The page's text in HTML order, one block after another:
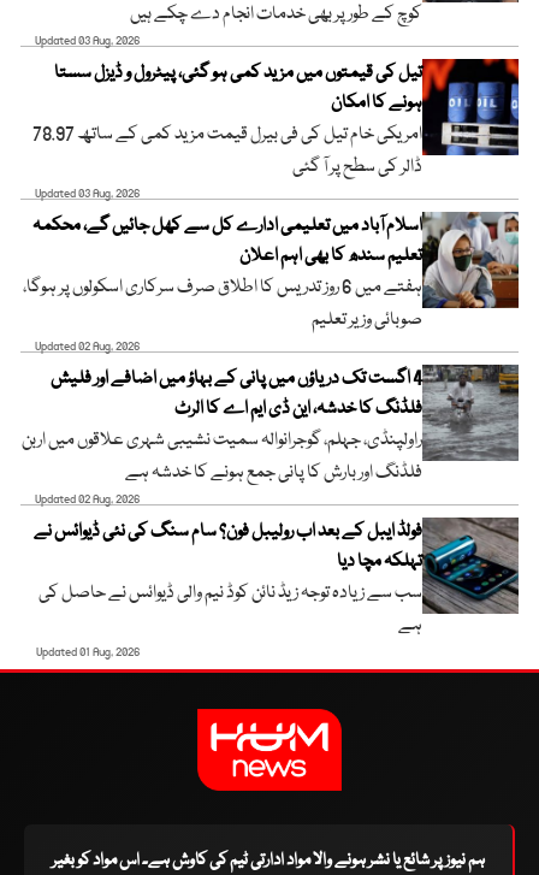
کوچ کے طور پر بھی خدمات انجام دے چکے ہیں
Updated 03 Aug, 2026
تیل کی قیمتوں میں مزید کمی ہو گئی، پیٹرول و ڈیزل سستا
ہونے کا امکان
امریکی خام تیل کی فی بیرل قیمت مزید کمی کے ساتھ 78.97
ڈالر کی سطح پر آ گئی
Updated 03 Aug, 2026
اسلام آباد میں تعلیمی ادارے کل سے کھل جائیں گے، محکمہ
تعلیم سندھ کا بھی اہم اعلان
ہفتے میں 6 روز تدریس کا اطلاق صرف سرکاری اسکولوں پر ہوگا،
صوبائی وزیر تعلیم
Updated 02 Aug, 2026
4 اگست تک دریاؤں میں پانی کے بہاؤ میں اضافے اور فلیش
فلڈنگ کا خدشہ، این ڈی ایم اے کا الرٹ
راولپنڈی، جہلم، گوجرانوالہ سمیت نشیبی شہری علاقوں میں اربن
فلڈنگ اور بارش کا پانی جمع ہونے کا خدشہ ہے
Updated 02 Aug, 2026
فولڈ ایبل کے بعد اب رولیبل فون؟ سام سنگ کی نئی ڈیوائس نے
تہلکہ مچا دیا
سب سے زیادہ توجہ زیڈ نائن کوڈ نیم والی ڈیوائس نے حاصل کی
ہے
Updated 01 Aug, 2026
ہم نیوز پر شائع یا نشر ہونے والا مواد ادارتی ٹیم کی کاوش ہے۔ اس مواد کو بغیر